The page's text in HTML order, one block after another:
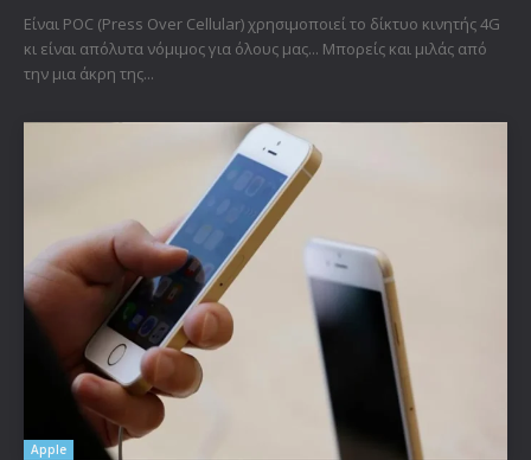
Είναι POC (Press Over Cellular) χρησιμοποιεί το δίκτυο κινητής 4G
κι είναι απόλυτα νόμιμος για όλους μας... Μπορείς και μιλάς από
την μια άκρη της...
Apple